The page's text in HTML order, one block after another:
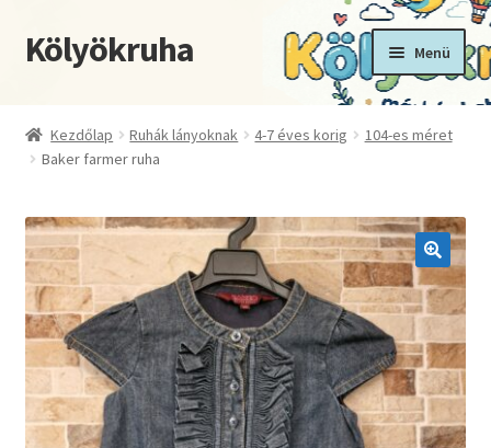
Ugrás
a
Kilépés
a
Kölyökruha Menü
Fiókom
Kosár
Pénztár
Termékek
Kezdőlap Ruhák lányoknak 4-7 éves korig
104-es méret
Baker farmer ruha
🔍